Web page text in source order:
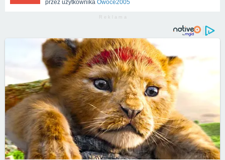
przez użytkownika Owoce2005
R e k l a m a